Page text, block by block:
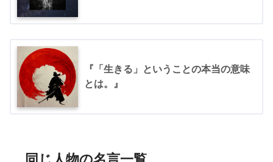
『「生きる」ということの本当の意味
とは。』